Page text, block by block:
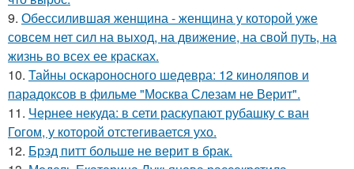
9. Обессилившая женщина - женщина у которой уже
совсем нет сил на выход, на движение, на свой путь, на
жизнь во всех ее красках.
10. Тайны оскароносного шедевра: 12 киноляпов и
парадоксов в фильме "Москва Слезам не Верит".
11. Чернее некуда: в сети раскупают рубашку с ван
Гогом, у которой отстегивается ухо.
12. Брэд питт больше не верит в брак.